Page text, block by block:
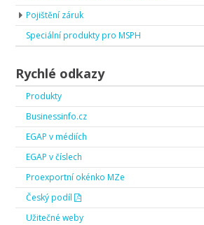
Pojištění záruk
Speciální produkty pro MSPH
Rychlé odkazy
Produkty
Businessinfo.cz
EGAP v médiích
EGAP v číslech
Proexportní okénko MZe
Český podíl
Užitečné weby